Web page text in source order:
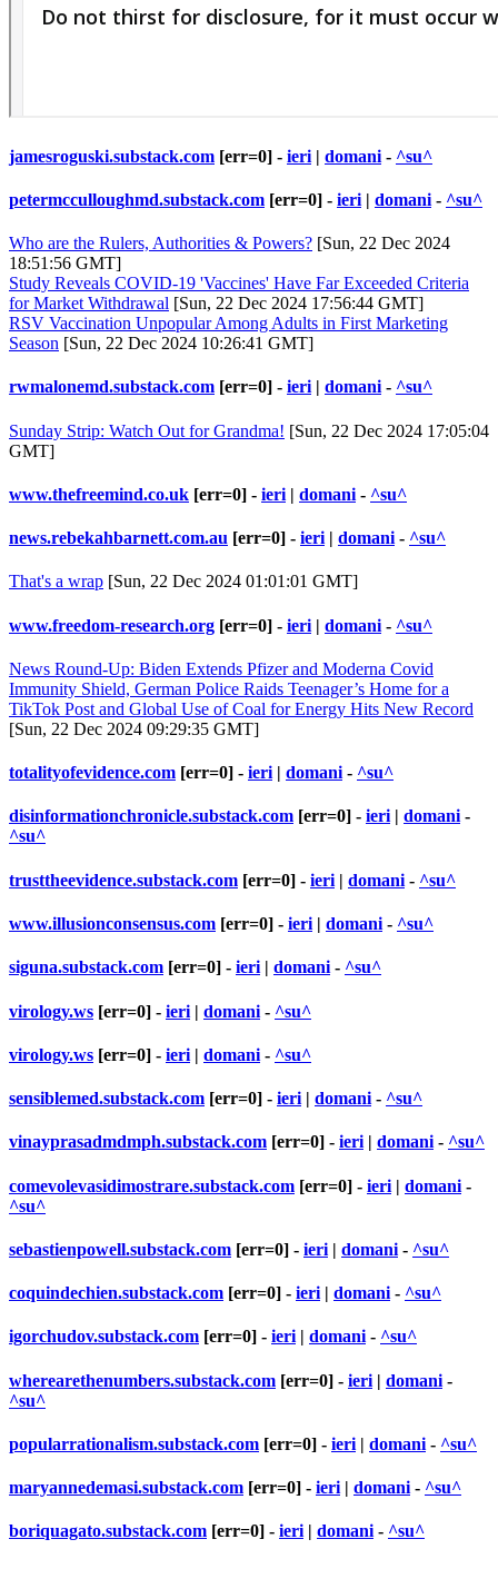
jamesroguski.substack.com [err=0] - ieri | domani - ^su^
petermcculloughmd.substack.com [err=0] - ieri | domani - ^su^
Who are the Rulers, Authorities & Powers? [Sun, 22 Dec 2024
18:51:56 GMT]
Study Reveals COVID-19 'Vaccines' Have Far Exceeded Criteria
for Market Withdrawal [Sun, 22 Dec 2024 17:56:44 GMT]
RSV Vaccination Unpopular Among Adults in First Marketing
Season [Sun, 22 Dec 2024 10:26:41 GMT]
rwmalonemd.substack.com [err=0] - ieri | domani - ^su^
Sunday Strip: Watch Out for Grandma! [Sun, 22 Dec 2024 17:05:04
GMT]
www.thefreemind.co.uk [err=0] - ieri | domani - ^su^
news.rebekahbarnett.com.au [err=0] - ieri | domani - ^su^
That's a wrap [Sun, 22 Dec 2024 01:01:01 GMT]
www.freedom-research.org [err=0] - ieri | domani - ^su^
News Round-Up: Biden Extends Pfizer and Moderna Covid
Immunity Shield, German Police Raids Teenager’s Home for a
TikTok Post and Global Use of Coal for Energy Hits New Record
[Sun, 22 Dec 2024 09:29:35 GMT]
totalityofevidence.com [err=0] - ieri | domani - ^su^
disinformationchronicle.substack.com [err=0] - ieri| domani-
^su^
trusttheevidence.substack.com [err=0] - ieri | domani - ^su^
www.illusionconsensus.com [err=0] - ieri | domani - ^su^
siguna.substack.com [err=0] - ieri | domani - ^su^
virology.ws [err=0] - ieri | domani - ^su^
virology.ws [err=0] - ieri | domani - ^su^
sensiblemed.substack.com [err=0] - ieri | domani - ^su^
vinayprasadmdmph.substack.com [err=0] - ieri | domani - ^su^
comevolevasidimostrare.substack.com [err=0] - ieri | domani -
^su^
sebastienpowell.substack.com [err=0] - ieri | domani - ^su^
coquindechien.substack.com [err=0] - ieri | domani - ^su^
igorchudov.substack.com [err=0] - ieri | domani - ^su^
wherearethenumbers.substack.com [err=0] - ieri | domani -
^su^
popularrationalism.substack.com [err=0] - ieri | domani - ^su^
maryannedemasi.substack.com [err=0] - ieri | domani - ^su^
boriquagato.substack.com [err=0] - ieri| domani- ^su^